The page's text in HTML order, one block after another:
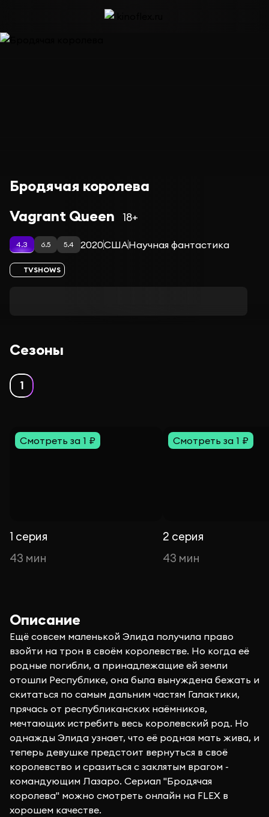
Бродячая королева
Vagrant Queen
18+
4.3 6.5 5.4 2020СШАНаучная фантастика
TVSHOWS
Сезоны
1
Смотреть за 1 ₽
1 серия
43 мин
Смотреть за 1 ₽
2 серия
43 мин
Описание
Ещё совсем маленькой Элида получила право
взойти на трон в своём королевстве. Но когда её
родные погибли, а принадлежащие ей земли
отошли Республике, она была вынуждена бежать и
скитаться по самым дальним частям Галактики,
прячась от республиканских наёмников,
мечтающих истребить весь королевский род. Но
однажды Элида узнает, что её родная мать жива, и
теперь девушке предстоит вернуться в своё
королевство и сразиться с заклятым врагом -
командующим Лазаро. Сериал "Бродячая
королева" можно смотреть онлайн на FLEX в
хорошем качестве.